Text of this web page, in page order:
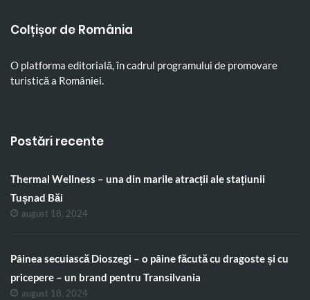
Colțișor de România
O platforma editorială, în cadrul programului de promovare
turistică a României.
Postări recente
Thermal Wellness – una din marile atracții ale stațiunii
Tușnad Băi
august 18, 2024
Pâinea secuiască Dioszegi – o pâine făcută cu dragoste și cu
pricepere – un brand pentru Transilvania
august 18, 2024